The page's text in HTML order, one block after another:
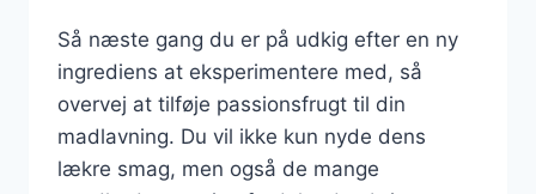
Så næste gang du er på udkig efter en ny
ingrediens at eksperimentere med, så
overvej at tilføje passionsfrugt til din
madlavning. Du vil ikke kun nyde dens
lækre smag, men også de mange